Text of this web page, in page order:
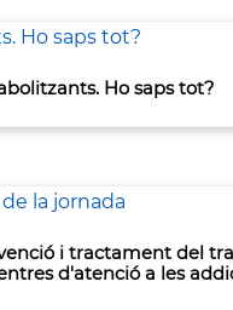
Ho saps tot?
i tractament del
d'atenció a les